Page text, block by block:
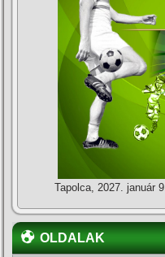
Tapolca, 2027. január 9.
OLDALAK